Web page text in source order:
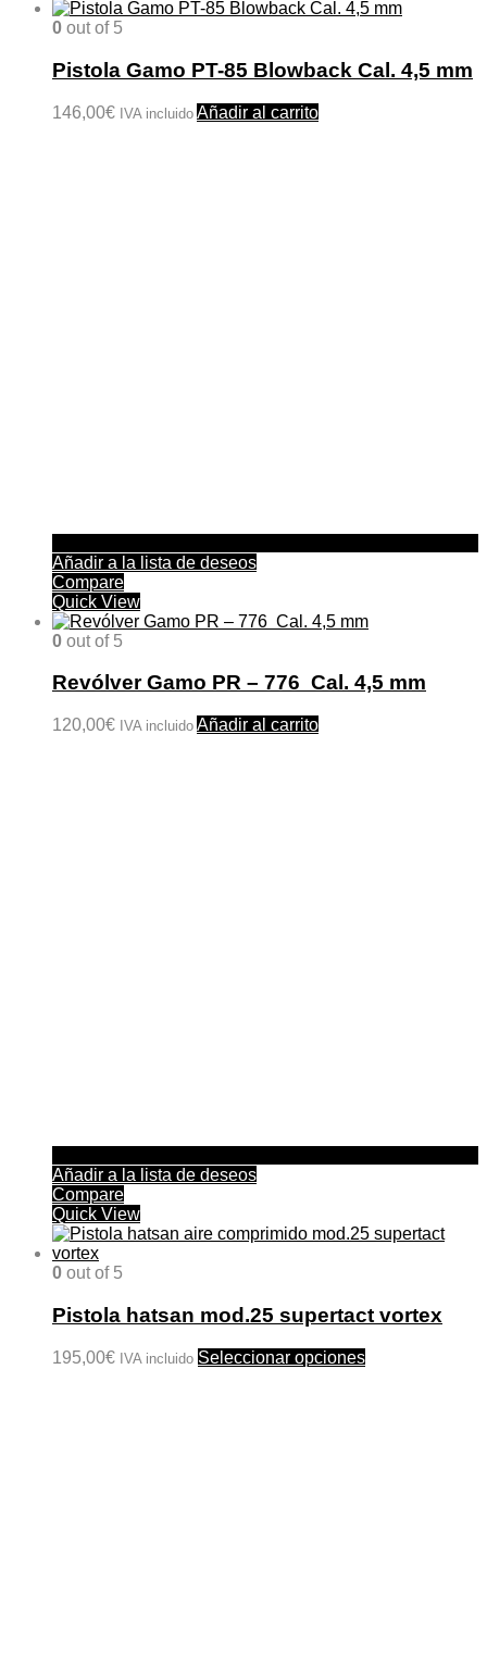
0 out of 5
Pistola Gamo PT-85 Blowback Cal. 4,5 mm
146,00€ IVA incluido Añadir al carrito
Añadir a la lista de deseos
Compare
Quick View
0 out of 5
Revólver Gamo PR – 776 Cal. 4,5 mm
120,00€ IVA incluido Añadir al carrito
Añadir a la lista de deseos
Compare
Quick View
0 out of 5
Pistola hatsan mod.25 supertact vortex
195,00€ IVA incluido Seleccionar opcionesEste